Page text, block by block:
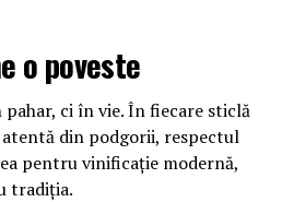
o poveste
ci în vie. În fiecare sticlă
atentă din podgorii, respectul
pentru vinificație modernă,
tradiția.